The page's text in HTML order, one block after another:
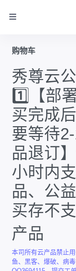
购物车
秀尊云
1️⃣【部
买完成
要等待
品退订
小时内
品、公
买存不
产品
本司所有云产品禁止
鱼、黑客、爆破、病